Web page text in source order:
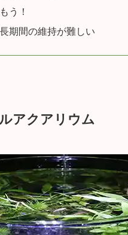
う！
期間の維持が難しい
アクアリウム